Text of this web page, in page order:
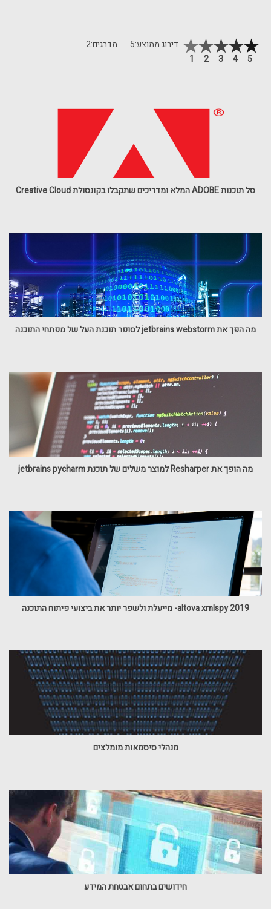
דירוג ממוצע:5 מדרגים:2
5
4
3
2
1
סל תוכנות ADOBE המלא ומדריכים שתקבלו בקונסולת Creative Cloud
מה הפך את jetbrains webstorm לסופר תוכנת העל של מפתחי התוכנה
מה הופך את Resharper למוצר משלים של תוכנת jetbrains pycharm
altova xmlspy 2019- מייעלת ולשפר יותר את ביצועי פיתוח התוכנה
מנהלי סיסמאות מומלצים
חידושים בתחום אבטחת המידע